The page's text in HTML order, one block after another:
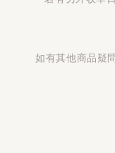
如有其他商品疑